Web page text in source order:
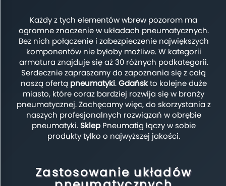
Każdy z tych elementów wbrew pozorom ma
ogromne znaczenie w układach pneumatycznych.
Bez nich połączenie i zabezpieczenie największych
komponentów nie byłoby możliwe. W kategorii
armatura znajduje się aż 30 różnych podkategorii.
Serdecznie zapraszamy do zapoznania się z całą
naszą ofertą pneumatyki.Gdańskto kolejne duże
miasto, które coraz bardziej rozwija się w branży
pneumatycznej. Zachęcamy więc, do skorzystania z
naszych profesjonalnych rozwiązań w obrębie
pneumatyki. SklepPneumatig łączy w sobie
produkty tylko o najwyższej jakości.
Zastosowanie układów